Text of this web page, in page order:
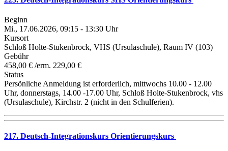
Beginn
Mi., 17.06.2026, 09:15 - 13:30 Uhr
Kursort
Schloß Holte-Stukenbrock, VHS (Ursulaschule), Raum IV (103)
Gebühr
458,00 € /erm. 229,00 €
Status
Persönliche Anmeldung ist erforderlich, mittwochs 10.00 - 12.00
Uhr, donnerstags, 14.00 -17.00 Uhr, Schloß Holte-Stukenbrock, vhs
(Ursulaschule), Kirchstr. 2 (nicht in den Schulferien).
217. Deutsch-Integrationskurs Orientierungskurs